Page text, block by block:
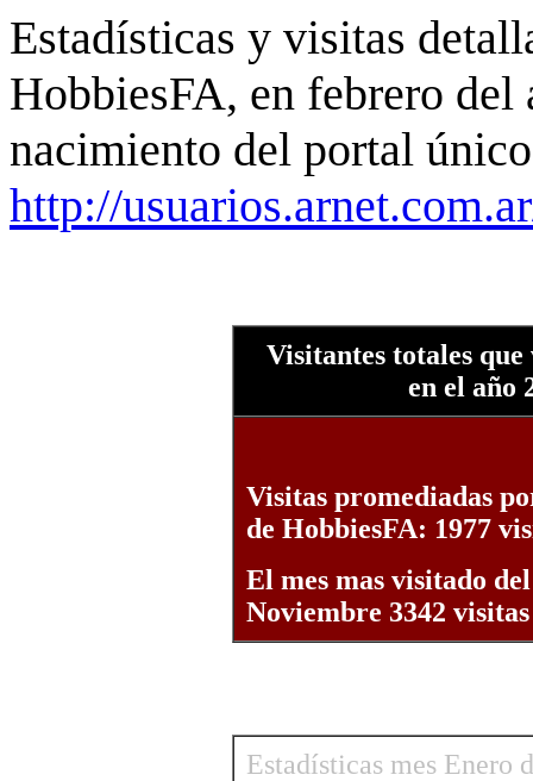
Estadísticas y visitas
HobbiesFA, en febrero del
nacimiento del portal
http://
Visitantes totales
en el año
Visitas promediadas
de HobbiesFA: 1977
El mes mas visitado
Noviembre 3342 visitas
Estadísticas mes Enero